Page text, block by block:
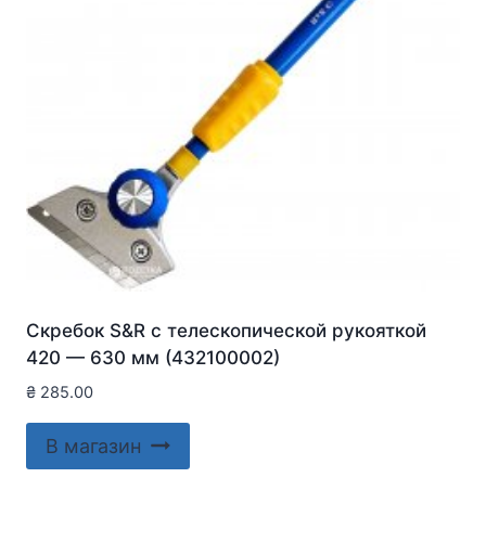
Скребок S&R с телескопической рукояткой
420 — 630 мм (432100002)
₴ 285.00
В магазин